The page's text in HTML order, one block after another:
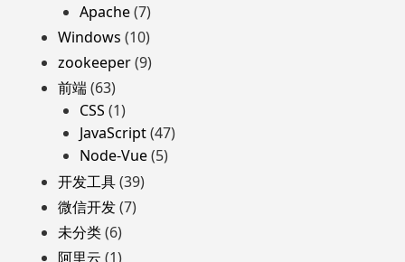
Apache(7)
Windows (10)
zookeeper(9)
前端(63)
CSS (1)
JavaScript(47)
Node-Vue(5)
开发工具(39)
微信开发(7)
未分类(6)
阿里云 (1)